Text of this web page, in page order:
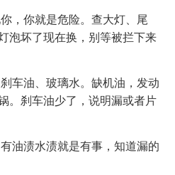
，你就是危险。查大灯、尾
泡坏了现在换，别等被拦下来
车油、玻璃水。缺机油，发动
。刹车油少了，说明漏或者片
油渍水渍就是有事，知道漏的